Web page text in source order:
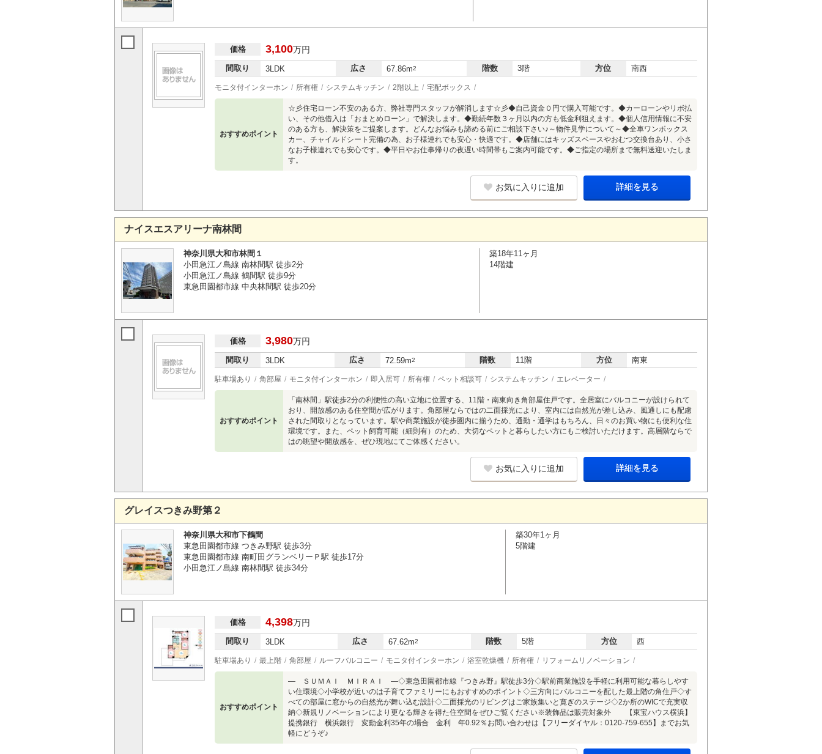
価格 3,100万円
間取り 3LDK 広さ 67.86m2 階数 3階 方位 南西
モニタ付インターホン 所有権 システムキッチン 2階以上 宅配ボックス
おすすめポイント
☆彡住宅ローン不安のある方、弊社専門スタッフが解消します☆彡◆自己資金０円で購入可能です。◆カーローンやリボ払
い、その他借入は「おまとめローン」で解決します。◆勤続年数３ヶ月以内の方も低金利狙えます。◆個人信用情報に不安
のある方も、解決策をご提案します。どんなお悩みも諦める前にご相談下さい♪～物件見学について～◆全車ワンボックス
カー、チャイルドシート完備の為、お子様連れでも安心・快適です。◆店舗にはキッズスペースやおむつ交換台あり、小さ
なお子様連れでも安心です。◆平日やお仕事帰りの夜遅い時間帯もご案内可能です。◆ご指定の場所まで無料送迎いたしま
す。
お気に入りに追加 詳細を見る
ナイスエスアリーナ南林間
神奈川県大和市林間１
小田急江ノ島線 南林間駅 徒歩2分
小田急江ノ島線 鶴間駅 徒歩9分
東急田園都市線 中央林間駅 徒歩20分
築18年11ヶ月
14階建
価格 3,980万円
間取り 3LDK 広さ 72.59m2 階数 11階 方位 南東
駐車場あり 角部屋 モニタ付インターホン 即入居可 所有権 ペット相談可 システムキッチン エレベーター
おすすめポイント
「南林間」駅徒歩2分の利便性の高い立地に位置する、11階・南東向き角部屋住戸です。全居室にバルコニーが設けられて
おり、開放感のある住空間が広がります。角部屋ならではの二面採光により、室内には自然光が差し込み、風通しにも配慮
された間取りとなっています。駅や商業施設が徒歩圏内に揃うため、通勤・通学はもちろん、日々のお買い物にも便利な住
環境です。また、ペット飼育可能（細則有）のため、大切なペットと暮らしたい方にもご検討いただけます。高層階ならで
はの眺望や開放感を、ぜひ現地にてご体感ください。
お気に入りに追加 詳細を見る
グレイスつきみ野第２
神奈川県大和市下鶴間
東急田園都市線 つきみ野駅 徒歩3分
東急田園都市線 南町田グランベリーＰ駅 徒歩17分
小田急江ノ島線 南林間駅 徒歩34分
築30年1ヶ月
5階建
価格 4,398万円
間取り 3LDK 広さ 67.62m2 階数 5階 方位 西
駐車場あり 最上階 角部屋 ルーフバルコニー モニタ付インターホン 浴室乾燥機 所有権 リフォームリノベーション
おすすめポイント
― ＳＵＭＡＩ ＭＩＲＡＩ ―◇東急田園都市線『つきみ野』駅徒歩3分◇駅前商業施設を手軽に利用可能な暮らしやす
い住環境◇小学校が近いのは子育てファミリーにもおすすめのポイント◇三方向にバルコニーを配した最上階の角住戸◇す
べての部屋に窓からの自然光が舞い込む設計◇二面採光のリビングはご家族集いと寛ぎのステージ◇2か所のWICで充実収
納◇新規リノベーションにより更なる輝きを得た住空間をぜひご覧ください※装飾品は販売対象外 【東宝ハウス横浜】
提携銀行 横浜銀行 変動金利35年の場合 金利 年0.92％お問い合わせは【フリーダイヤル：0120-759-655】までお気
軽にどうぞ♪